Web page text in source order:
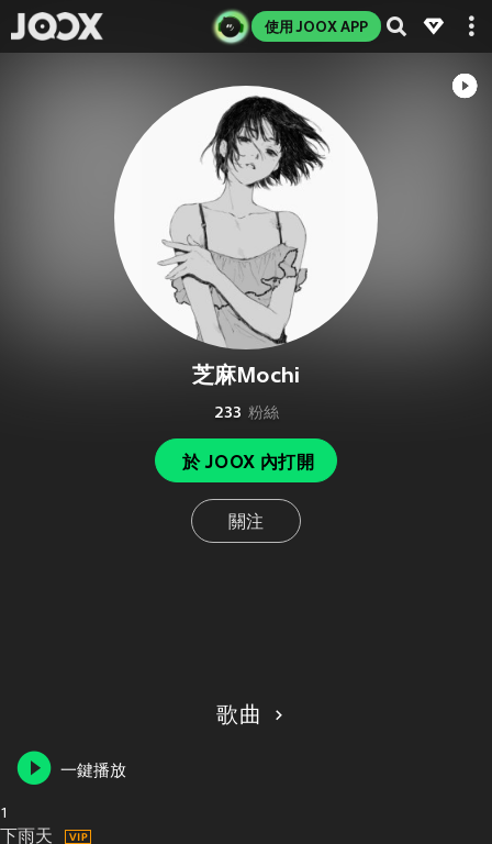
使用 JOOX APP
芝麻Mochi
233 粉絲
於 JOOX 內打開
關注
歌曲
一鍵播放
1
下雨天